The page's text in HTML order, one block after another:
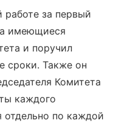
работе за первый
имеющиеся
и поручил
сроки. Также он
Комитета
каждого
отдельно по каждой